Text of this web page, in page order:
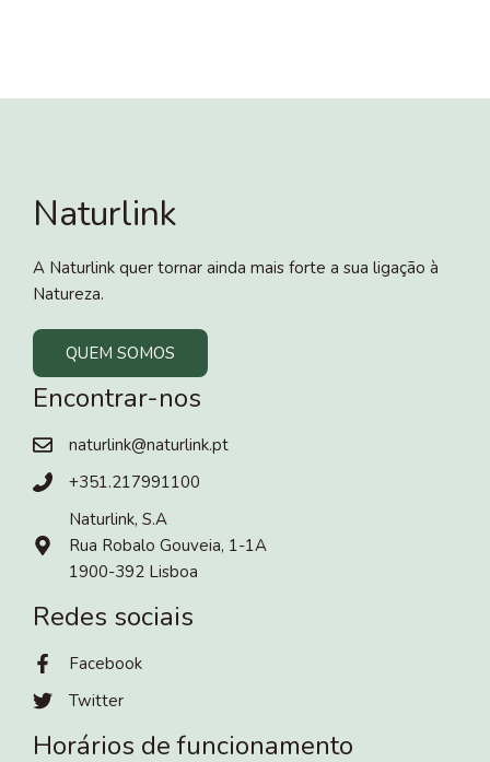
Naturlink
A Naturlink quer tornar ainda mais forte a sua ligação à
Natureza.
QUEM SOMOS
Encontrar-nos
naturlink@naturlink.pt
+351.217991100
Naturlink, S.A
Rua Robalo Gouveia, 1-1A
1900-392 Lisboa
Redes sociais
Facebook
Twitter
Horários de funcionamento